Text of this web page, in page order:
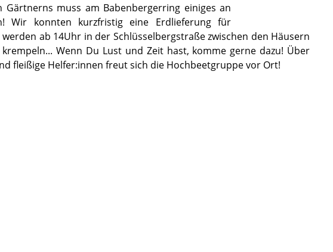
Gärtnerns muss am Babenbergerring einiges an
Wir konnten kurzfristig eine Erdlieferung für
ab 14Uhr in der Schlüsselbergstraße zwischen den Häusern
Wenn Du Lust und Zeit hast, komme gerne dazu! Über
fleißige Helfer:innen freut sich die Hochbeetgruppe vor Ort!